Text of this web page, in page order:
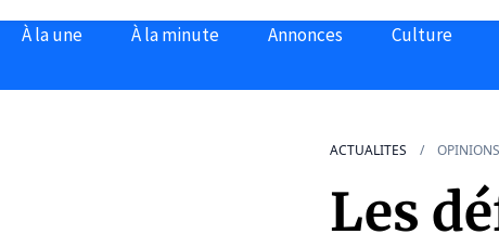
À la une À la minute Annonces Culture
ACTUALITES OPINIONS
Les